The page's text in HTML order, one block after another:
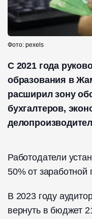
Фото: pexels
С 2021 года
образования в
расширил зону
бухгалтеров,
Работодатели
50% от заработной
В 2023 году
вернуть в бюджет